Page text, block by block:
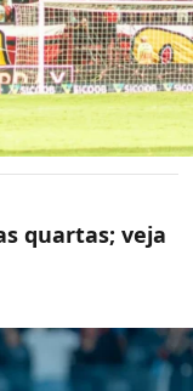
quartas; veja